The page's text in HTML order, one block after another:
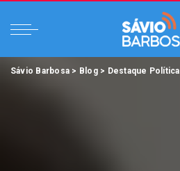
Sávio Barbosa > Blog> Destaque Política